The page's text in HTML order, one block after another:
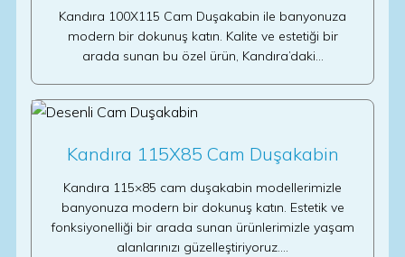
Kandıra 100X115 Cam Duşakabin ile banyonuza
modern bir dokunuş katın. Kalite ve estetiği bir
arada sunan bu özel ürün, Kandıra’daki…
Kandıra 115X85 Cam Duşakabin
Kandıra 115×85 cam duşakabin modellerimizle
banyonuza modern bir dokunuş katın. Estetik ve
fonksiyonelliği bir arada sunan ürünlerimizle yaşam
alanlarınızı güzelleştiriyoruz.…